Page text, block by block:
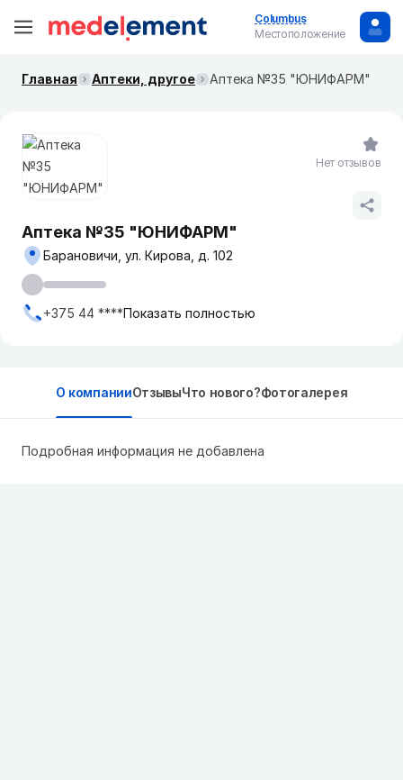
Columbus
Местоположение
Главная Аптеки, другое Аптека №35 "ЮНИФАРМ"
Аптека №35 "ЮНИФАРМ"
Барановичи, ул. Кирова, д. 102
+375 44 ****Показать полностью
Нет отзывов
О компанииОтзывыЧто нового?Фотогалерея
Подробная информация не добавлена